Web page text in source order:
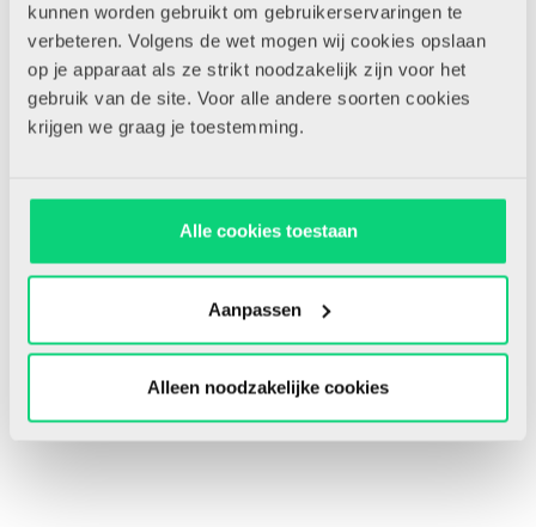
kunnen worden gebruikt om gebruikerservaringen te
verbeteren. Volgens de wet mogen wij cookies opslaan
op je apparaat als ze strikt noodzakelijk zijn voor het
gebruik van de site. Voor alle andere soorten cookies
krijgen we graag je toestemming.
Alle cookies toestaan
Aanpassen
Alleen noodzakelijke cookies